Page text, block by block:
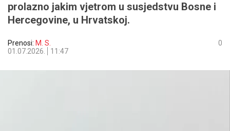
prolazno jakim vjetrom u susjedstvu Bosne i
Hercegovine, u Hrvatskoj.
Prenosi: M. S.
01.07.2026.
11:47
0